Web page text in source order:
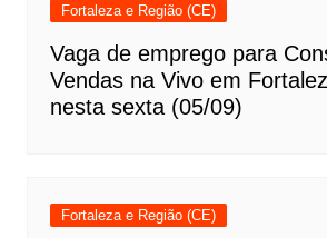
Fortaleza e Região (CE)
Vaga de emprego para
Vendas na Vivo em
nesta sexta (05/09)
Fortaleza e Região (CE)